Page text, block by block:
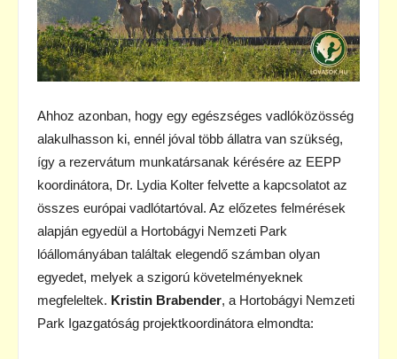
Ahhoz azonban, hogy egy egészséges vadlóközösség
alakulhasson ki, ennél jóval több állatra van szükség,
így a rezervátum munkatársanak kérésére az EEPP
koordinátora, Dr. Lydia Kolter felvette a kapcsolatot az
összes európai vadlótartóval. Az előzetes felmérések
alapján egyedül a Hortobágyi Nemzeti Park
lóállományában találtak elegendő számban olyan
egyedet, melyek a szigorú követelményeknek
megfeleltek. Kristin Brabender, a Hortobágyi Nemzeti
Park Igazgatóság projektkoordinátora elmondta: